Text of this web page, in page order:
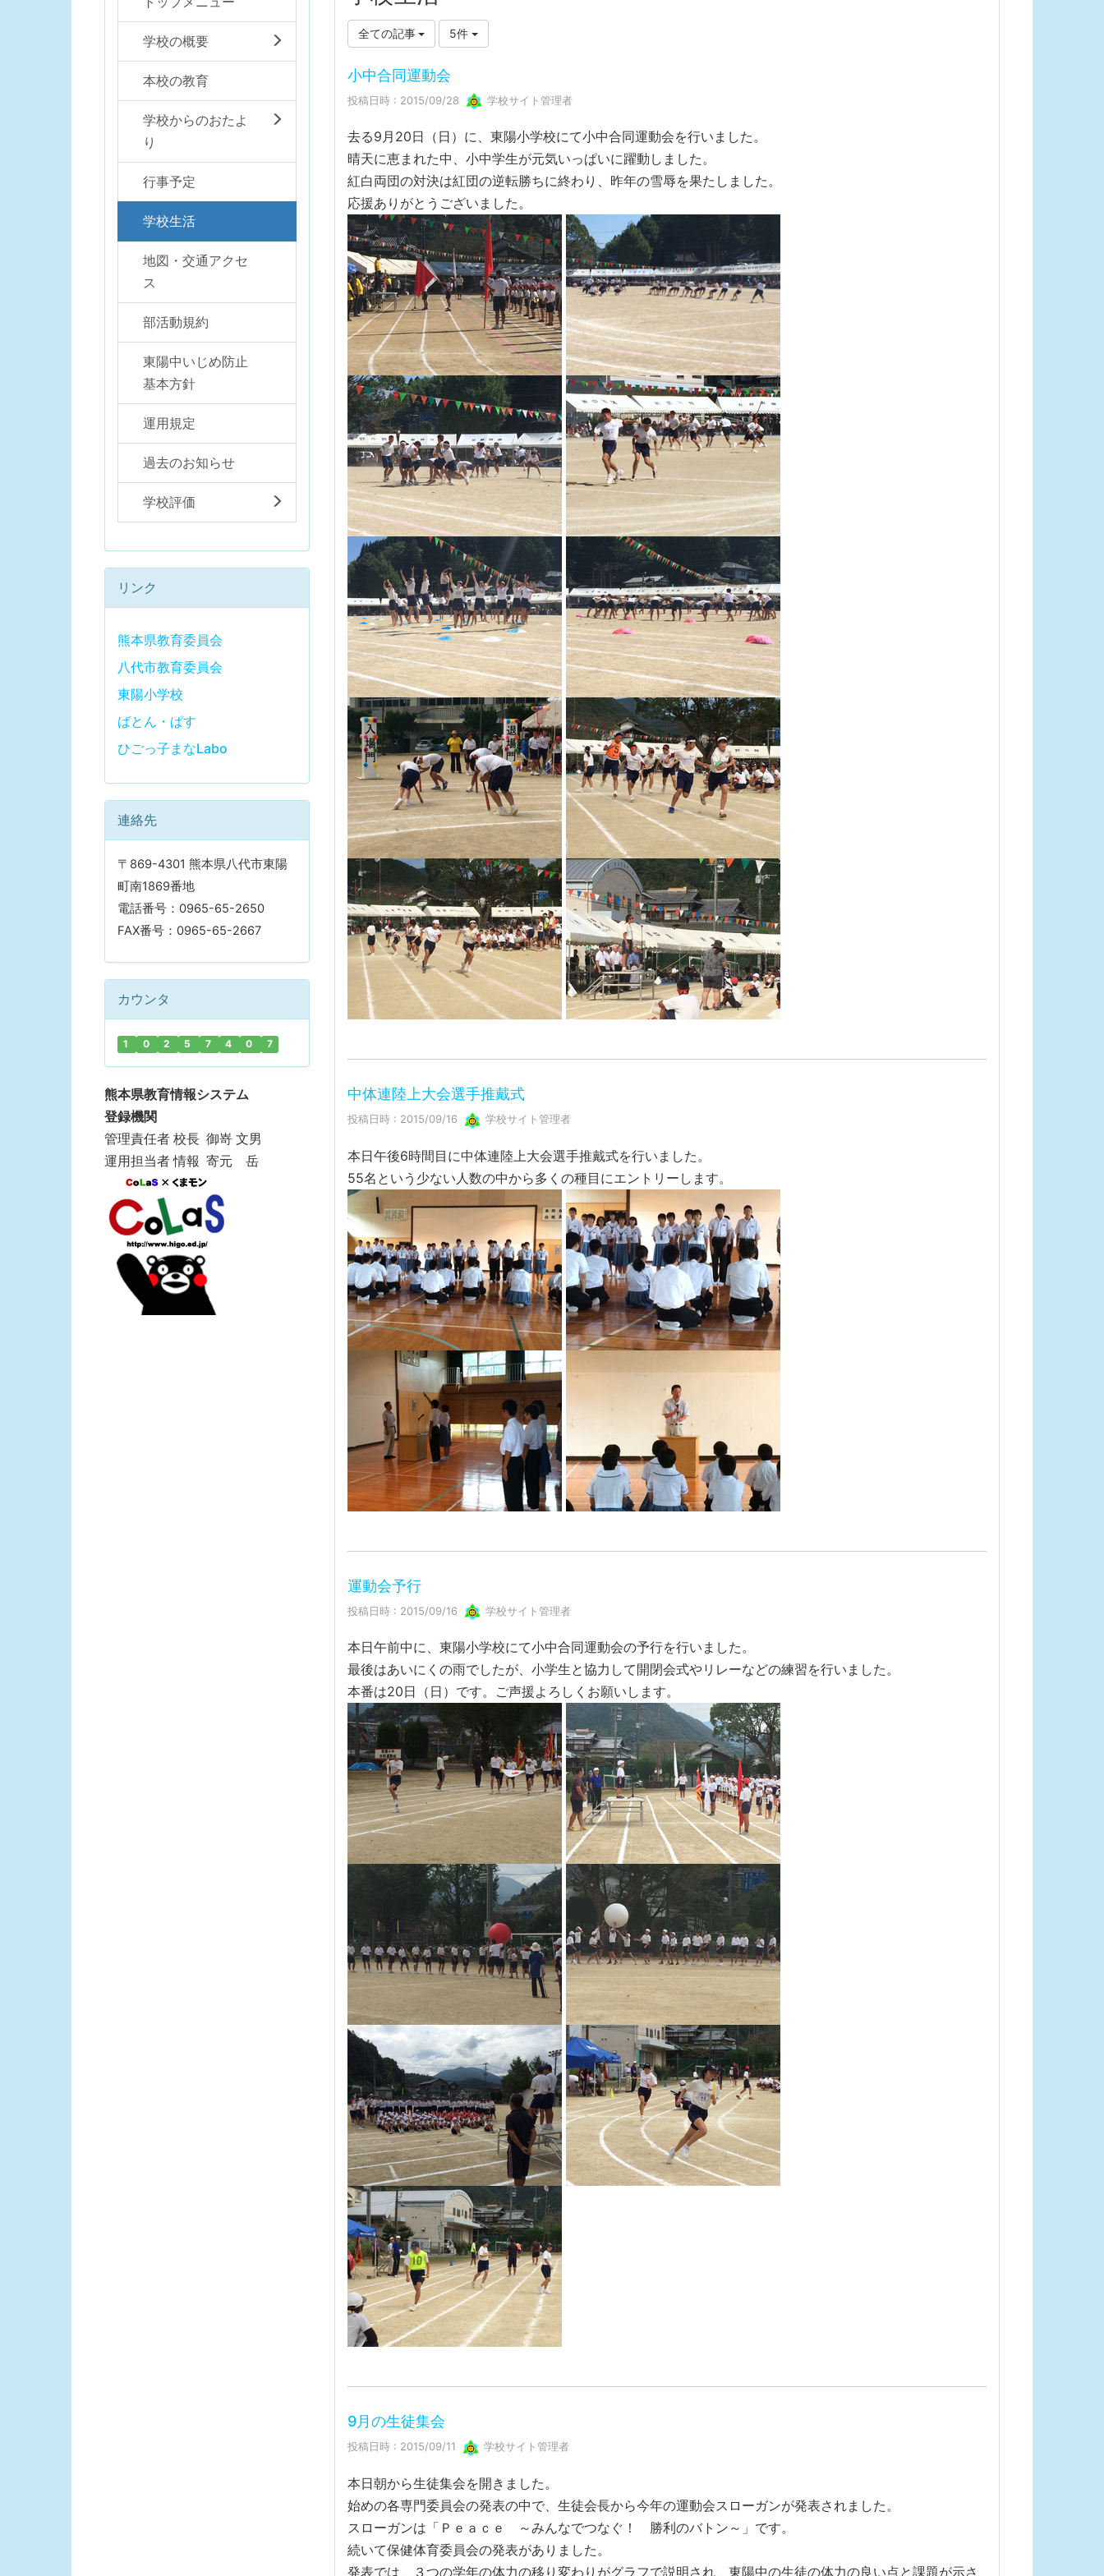
全ての記事 5件
小中合同運動会
投稿日時 : 2015/09/28 学校サイト管理者
去る9月20日（日）に、東陽小学校にて小中合同運動会を行いました。
晴天に恵まれた中、小中学生が元気いっぱいに躍動しました。
紅白両団の対決は紅団の逆転勝ちに終わり、昨年の雪辱を果たしました。
応援ありがとうございました。
中体連陸上大会選手推戴式
投稿日時 : 2015/09/16 学校サイト管理者
本日午後6時間目に中体連陸上大会選手推戴式を行いました。
55名という少ない人数の中から多くの種目にエントリーします。
運動会予行
投稿日時 : 2015/09/16 学校サイト管理者
本日午前中に、東陽小学校にて小中合同運動会の予行を行いました。
最後はあいにくの雨でしたが、小学生と協力して開閉会式やリレーなどの練習を行いました。
本番は20日（日）です。ご声援よろしくお願いします。
9月の生徒集会
投稿日時 : 2015/09/11 学校サイト管理者
本日朝から生徒集会を開きました。
始めの各専門委員会の発表の中で、生徒会長から今年の運動会スローガンが発表されました。
スローガンは「Ｐｅａｃｅ ～みんなでつなぐ！ 勝利のバトン～」です。
続いて保健体育委員会の発表がありました。
発表では、３つの学年の体力の移り変わりがグラフで説明され、東陽中の生徒の体力の良い点と課題が示さ
学校の概要
本校の教育
学校からのおたよ
り
行事予定
学校生活
地図・交通アクセ
ス
部活動規約
東陽中いじめ防止
基本方針
運用規定
過去のお知らせ
学校評価
リンク
熊本県教育委員会
八代市教育委員会
東陽小学校
ばとん・ぱす
ひごっ子まなLabo
連絡先
〒869-4301 熊本県八代市東陽
町南1869番地
電話番号：0965-65-2650
FAX番号：0965-65-2667
カウンタ
1 0 2 5 7 4 0 7
熊本県教育情報システム
登録機関
管理責任者 校長 御嵜 文男
運用担当者 情報 寄元 岳